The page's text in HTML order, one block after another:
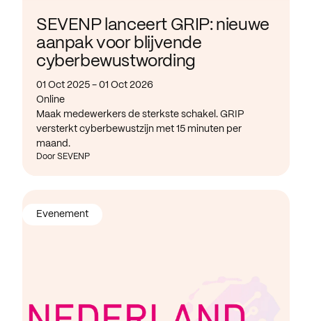
SEVENP lanceert GRIP: nieuwe
aanpak voor blijvende
cyberbewustwording
01 Oct 2025 - 01 Oct 2026
Online
Maak medewerkers de sterkste schakel. GRIP
versterkt cyberbewustzijn met 15 minuten per
maand.
Door SEVENP
Evenement